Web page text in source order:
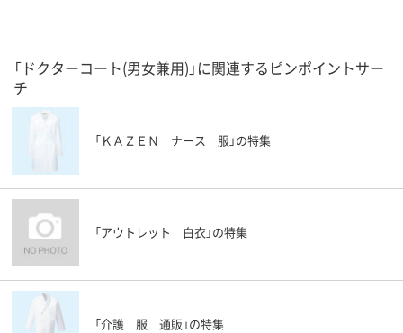
「ドクターコート(男女兼用)」に関連するピンポイントサー
チ
「ＫＡＺＥＮ ナース 服」の特集
「アウトレット 白衣」の特集
「介護 服 通販」の特集